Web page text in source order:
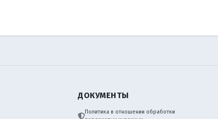
ДОКУМЕНТЫ
Политика в отношении обработки